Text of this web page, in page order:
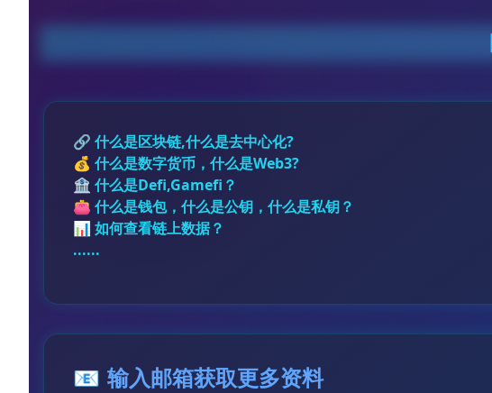
🔗 什么是区块链,什么是去中心化?
💰 什么是数字货币，什么是Web3?
🏦 什么是Defi,Gamefi？
👛 什么是钱包，什么是公钥，什么是私钥？
📊 如何查看链上数据？
......
📧 输入邮箱获取更多资料